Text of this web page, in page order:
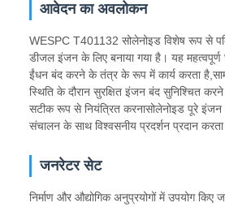
आवेदन का अवलोकन
WESPC T401132 सोलेनोइड विशेष रूप से
डीजल इंजन के लिए बनाया गया है। यह
ईंधन बंद करने के तंत्र के रूप में कार्य करता
स्थिति के दौरान सुरक्षित इंजन बंद सुनिश्चित
सटीक रूप से नियंत्रित करनासोलेनोइड पूरे इंजन
संचालन के साथ विश्वसनीय प्रदर्शन प्रदान
जनरेटर सेट
निर्माण और औद्योगिक अनुप्रयोगों में उपयोग